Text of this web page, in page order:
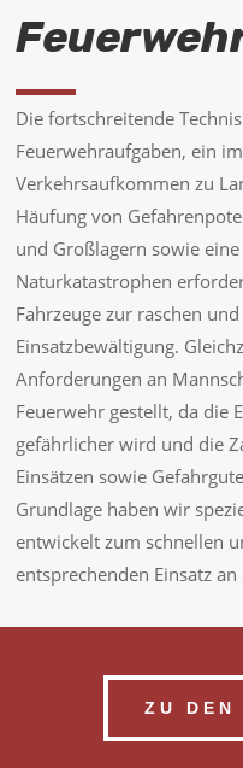
Die fortschreitende
Feuerwehraufgaben, ein
Verkehrsaufkommen zu
Häufung von
und Großlagern sowie
Naturkatastrophen
Fahrzeuge zur raschen
Einsatzbewältigung.
Anforderungen an
Feuerwehr gestellt, da die
gefährlicher wird und die
Einsätzen sowie
Grundlage haben wir
entwickelt zum schnellen
entsprechenden Einsatz
ZU DEN